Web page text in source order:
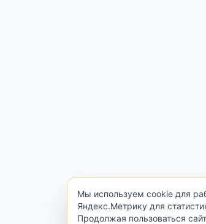
Мы используем cookie для
Яндекс.Метрику для
Продолжая пользоваться